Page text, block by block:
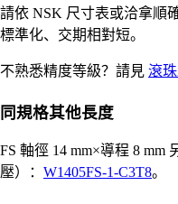
請依 NSK 尺寸表或洽拿順
標準化、交期相對短。
不熟悉精度等級？請見 滾
同規格其他長度
FS 軸徑 14 mm×導程 8 mm
壓）： W1405FS-1-C3T8。